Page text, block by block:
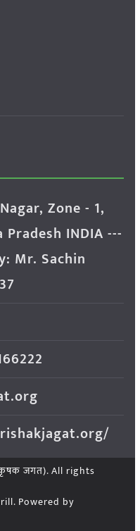
Zone - 1,
INDIA ---
Mr. Sachin
जगत). All rights
Powered by